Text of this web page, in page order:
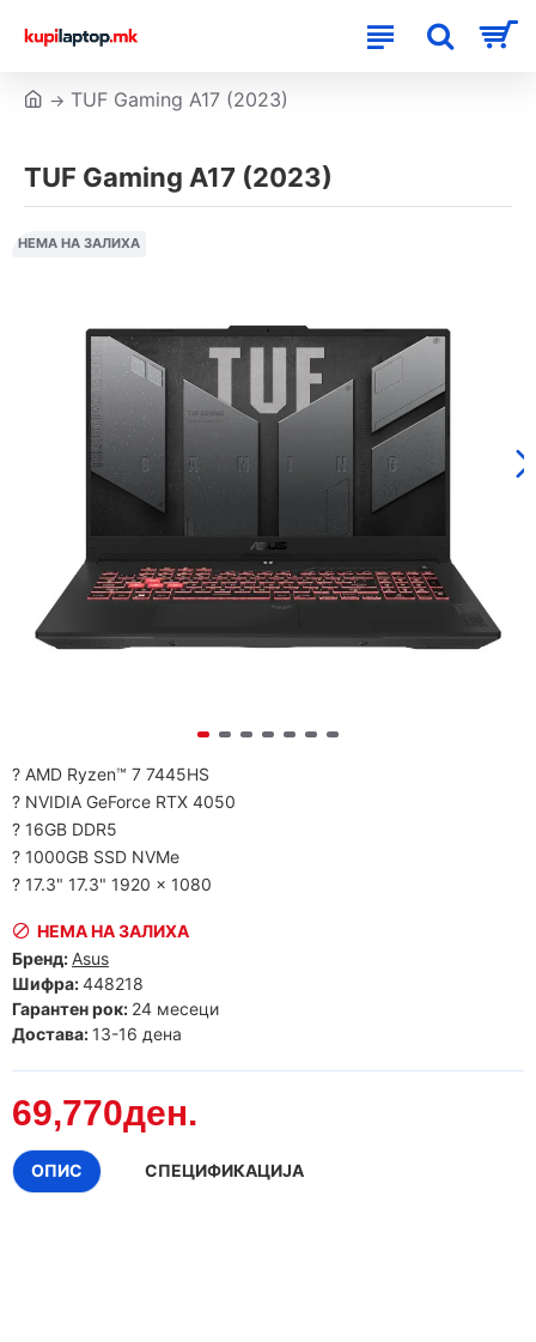
TUF Gaming A17 (2023)
TUF Gaming A17 (2023)
НЕМА НА ЗАЛИХА
? AMD Ryzen™ 7 7445HS
? NVIDIA GeForce RTX 4050
? 16GB DDR5
? 1000GB SSD NVMe
? 17.3" 17.3" 1920 x 1080
69,770ден.
НЕМА НА ЗАЛИХА
Бренд: Asus
Шифра:448218
Гарантен рок: 24 месеци
Достава: 13-16 дена
ОПИС СПЕЦИФИКАЦИЈА